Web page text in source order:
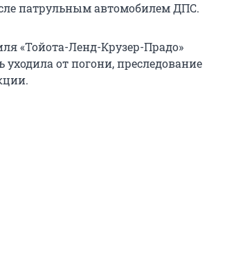
патрульным автомобилем ДПС.
«Тойота-Ленд-Крузер-Прадо»
от погони, преследование